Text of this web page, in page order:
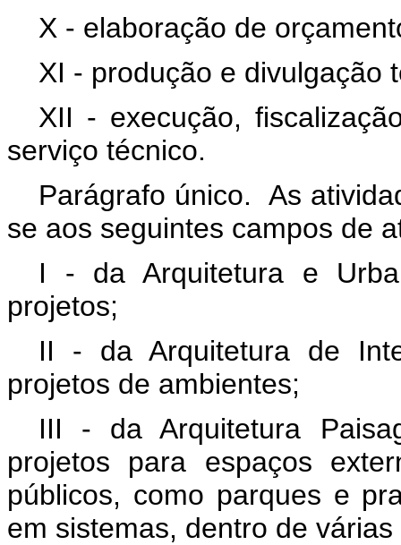
X - elaboração de
XI - produção e divulgação
XII - execução,
serviço técnico.
Parágrafo único. As
se aos seguintes campos de
I - da Arquitetura e
projetos;
II - da Arquitetura de
projetos de ambientes;
III - da Arquitetura
projetos para espaços
públicos, como parques e
em sistemas, dentro de